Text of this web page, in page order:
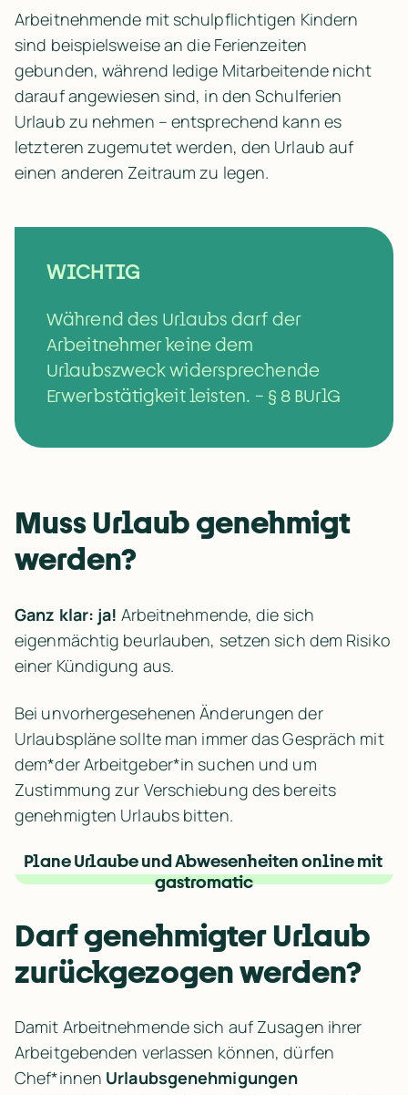
Arbeitnehmende mit schulpflichtigen Kindern
sind beispielsweise an die Ferienzeiten
gebunden, während ledige Mitarbeitende nicht
darauf angewiesen sind, in den Schulferien
Urlaub zu nehmen – entsprechend kann es
letzteren zugemutet werden, den Urlaub auf
einen anderen Zeitraum zu legen.
WICHTIG
Während des Urlaubs darf der
Arbeitnehmer keine dem
Urlaubszweck widersprechende
Erwerbstätigkeit leisten. – § 8 BUrlG
Muss Urlaub genehmigt
werden?
Ganz klar: ja! Arbeitnehmende, die sich
eigenmächtig beurlauben, setzen sich dem Risiko
einer Kündigung aus.
Bei unvorhergesehenen Änderungen der
Urlaubspläne sollte man immer das Gespräch mit
dem*der Arbeitgeber*in suchen und um
Zustimmung zur Verschiebung des bereits
genehmigten Urlaubs bitten.
Plane Urlaube und Abwesenheiten online mit
gastromatic
Darf genehmigter Urlaub
zurückgezogen werden?
Damit Arbeitnehmende sich auf Zusagen ihrer
Arbeitgebenden verlassen können, dürfen
Chef*innen Urlaubsgenehmigungen